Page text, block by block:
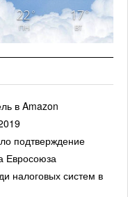
22°
ПН
17°
ВТ
в Amazon
подтверждение
Евросоюза
налоговых систем в